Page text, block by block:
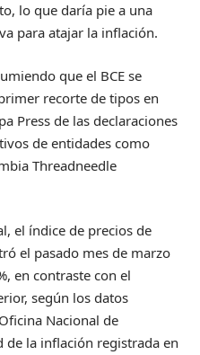
lo que daría pie a una
para atajar la inflación.
que el BCE se
recorte de tipos en
Press de las declaraciones
de entidades como
Threadneedle
el índice de precios de
el pasado mes de marzo
en contraste con el
según los datos
Nacional de
de la inflación registrada en